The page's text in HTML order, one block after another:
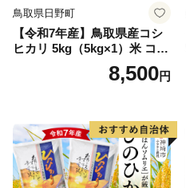
鳥取県日野町
【令和7年産】鳥取県産コシ
ヒカリ 5kg（5kg×1）米 コシ
ヒカリ こしひかり お米 白米
精米 5キロ おこめ こめ コメ
野町産 Elevation
8,500円